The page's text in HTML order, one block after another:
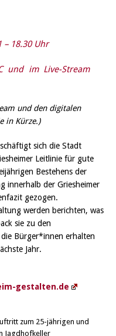
– 18.30 Uhr
und im Live-Stream
und den digitalen
in Kürze.)
sich die Stadt
Leitlinie für gute
Bestehens der
innerhalb der Griesheimer
gezogen.
werden berichten, was
sie zu den
Bürger*innen erhalten
Jahr.
gestalten.de
zum 25-jährigen und
Jagdhofkeller